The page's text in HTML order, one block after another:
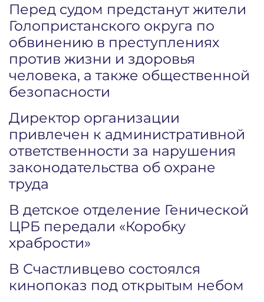
Перед судом предстанут жители
Голопристанского округа по
обвинению в преступлениях
против жизни и здоровья
человека, а также общественной
безопасности
Директор организации
привлечен к административной
ответственности за нарушения
законодательства об охране
труда
В детское отделение Генической
ЦРБ передали «Коробку
храбрости»
В Счастливцево состоялся
кинопоказ под открытым небом